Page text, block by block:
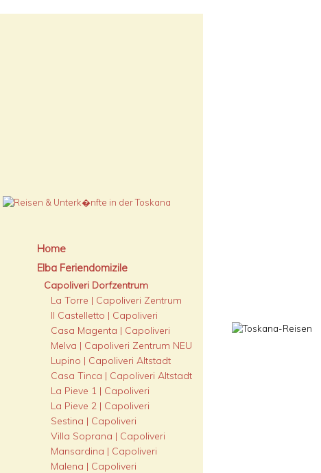
Home
Elba Feriendomizile
Capoliveri Dorfzentrum
La Torre | Capoliveri Zentrum
Il Castelletto | Capoliveri
Casa Magenta | Capoliveri
Melva | Capoliveri Zentrum NEU
Lupino | Capoliveri Altstadt
Casa Tinca | Capoliveri Altstadt
La Pieve 1 | Capoliveri
La Pieve 2 | Capoliveri
Sestina | Capoliveri
Villa Soprana | Capoliveri
Mansardina | Capoliveri
Malena | Capoliveri